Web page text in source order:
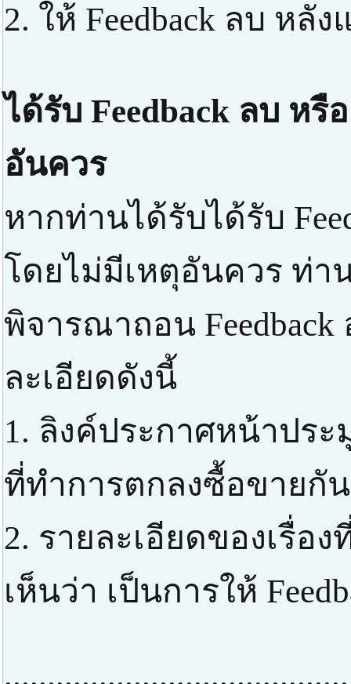
2. ให้ Feedback ลบ หลั
ได้รับ Feedback ลบ หรื
อันควร
หากท่านได้รับได้รับ
โดยไม่มีเหตุอันควร ท่า
พิจารณาถอน
ละเอียดดังนี้
1. ลิงค์ประกาศหน้าปร
ที่ทำการตกลงซื้อขายกัน
2. รายละเอียดของเรื่อ
เห็นว่า เป็นการให้